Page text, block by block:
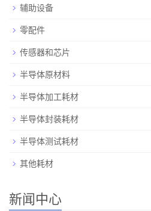
辅助设备
零配件
传感器和芯片
半导体原材料
半导体加工耗材
半导体封装耗材
半导体测试耗材
其他耗材
新闻中心